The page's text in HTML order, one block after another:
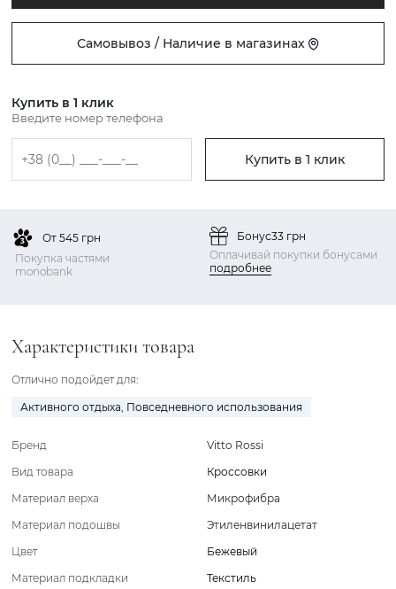
Самовывоз / Наличие в магазинах
Купить в 1 клик
Введите номер телефона
Купить в 1 клик
От 545 грн
Покупка частями
monobank
Бонус33 грн
Оплачивай покупки бонусами
подробнее
Характеристики товара
Отлично подойдет для:
Активного отдыха, Повседневного использования
Бренд
Vitto Rossi
Вид товара
Кроссовки
Материал верха
Микрофибра
Материал подошвы
Этиленвинилацетат
Цвет
Бежевый
Материал подкладки
Текстиль